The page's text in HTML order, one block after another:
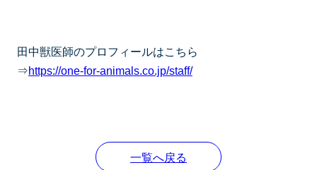
田中獣医師のプロフィールはこちら
⇒https://one-for-animals.co.jp/staff/
一覧へ戻る